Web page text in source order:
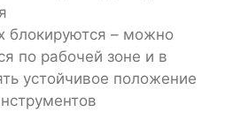
блокируются – можно
по рабочей зоне и в
устойчивое положение